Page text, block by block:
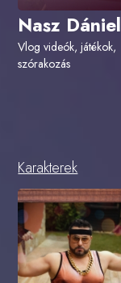
Nasz Dániel
Vlog videók, játékok,
szórakozás
Karakterek